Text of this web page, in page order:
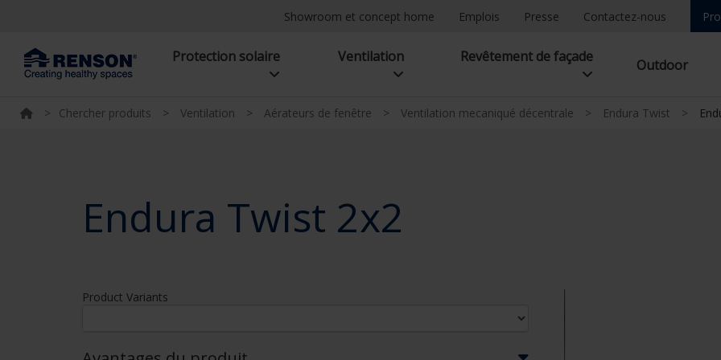
Showroom et concept home Emplois Presse Contactez-nous
Protection solaire Ventilation Revêtement de façade Outdoor
> Chercher produits > Ventilation > Aérateurs de fenêtre > Ventilation mecaniqué décentrale > Endura Twist >
Endura Twist 2x2
Product Variants